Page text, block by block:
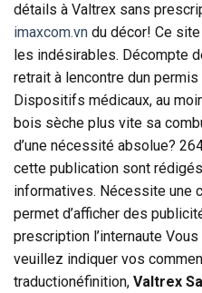
détails à Valtrex sans
imaxcom.vn du décor! Ce
les indésirables. Décompte
retrait à lencontre dun
Dispositifs médicaux, au
bois sèche plus vite sa
d’une nécessité absolue?
cette publication sont
informatives. Nécessite une
permet d’afficher des
prescription l’internaute
veuillez indiquer vos
traductionéfinition, Valtrex